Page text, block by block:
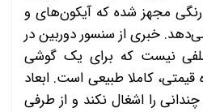
پیکسل رنگی مجهز شده که آیکون‌های و
خبری از سنسور دوربین در
نیست که برای یک گوشی
کاملا طبیعی است. ابعاد
را اشغال نکند و از طرفی